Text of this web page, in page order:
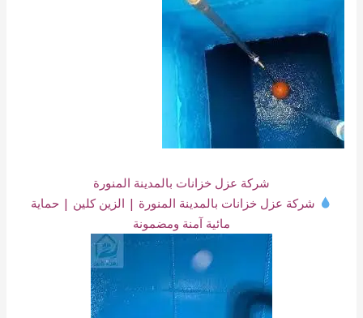
شركة عزل خزانات بالمدينة المنورة
شركة عزل خزانات بالمدينة المنورة | الزين كلين | حماية
مائية آمنة ومضمونة